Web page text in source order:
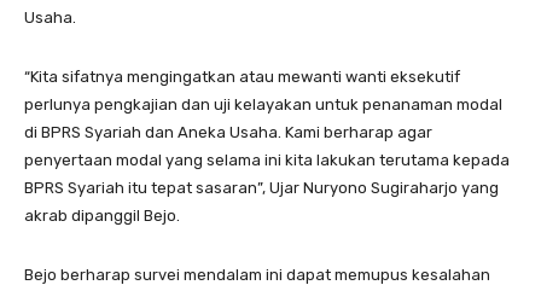
Usaha.
“Kita sifatnya mengingatkan atau mewanti wanti eksekutif
perlunya pengkajian dan uji kelayakan untuk penanaman modal
di BPRS Syariah dan Aneka Usaha. Kami berharap agar
penyertaan modal yang selama ini kita lakukan terutama kepada
BPRS Syariah itu tepat sasaran”, Ujar Nuryono Sugiraharjo yang
akrab dipanggil Bejo.
Bejo berharap survei mendalam ini dapat memupus kesalahan